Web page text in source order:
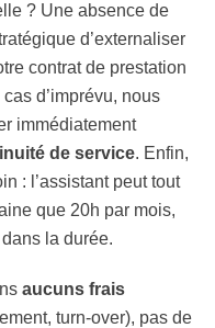
? Une absence de
d’externaliser
contrat de prestation
d’imprévu, nous
immédiatement
de service. Enfin,
: l’assistant peut tout
que 20h par mois,
la durée.
aucuns frais
turn-over), pas de